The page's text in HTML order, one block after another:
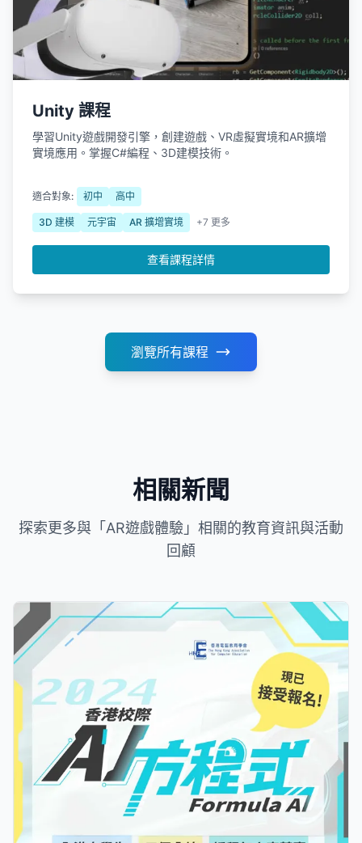
Unity 課程
學習Unity遊戲開發引擎，創建遊戲、VR虛擬實境和AR擴增
實境應用。掌握C#編程、3D建模技術。
適合對象: 初中 高中
3D 建模 元宇宙 AR 擴增實境 +7 更多
查看課程詳情
瀏覽所有課程
相關新聞
探索更多與「AR遊戲體驗」相關的教育資訊與活動
回顧